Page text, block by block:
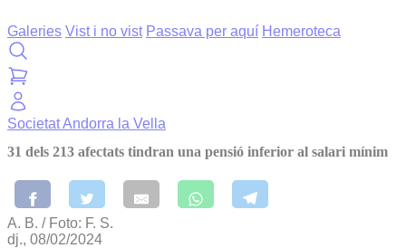
Galeries Vist i no vist Passava per aquí Hemeroteca
SocietatAndorra la Vella
31 dels 213 afectats tindran una pensió inferior al salari mínim
A. B. / Foto: F. S.
dj., 08/02/2024